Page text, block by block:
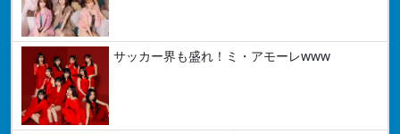
サッカー界も盛れ！ミ・アモーレwww